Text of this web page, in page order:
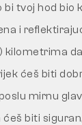
tvoj hod bio
i
ćeš biti
mirnu
biti